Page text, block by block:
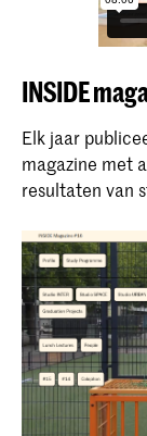
INSIDE
Elk jaar
magazine met
resultaten van